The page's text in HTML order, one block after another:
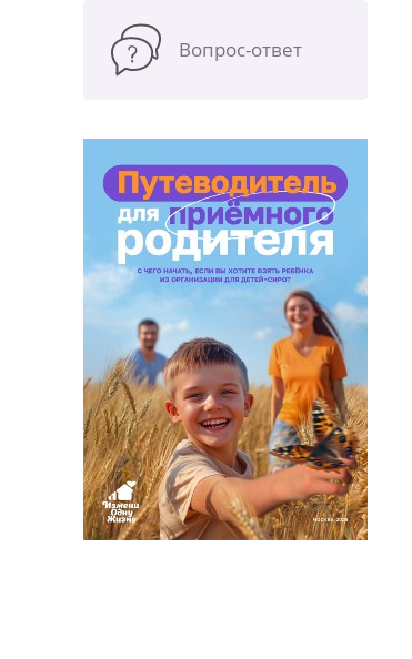
Вопрос-ответ